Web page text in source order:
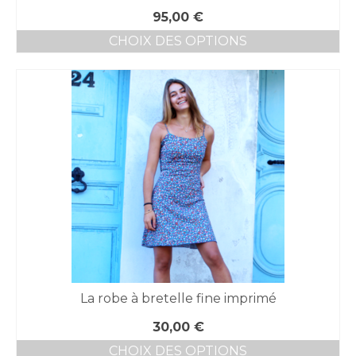
95,00 €
CHOIX DES OPTIONS
produit
a
plusieurs
variations.
Les
options
peuvent
être
choisies
sur
la
page
du
produit
La robe à bretelle fine imprimé
30,00 €
CHOIX DES OPTIONS